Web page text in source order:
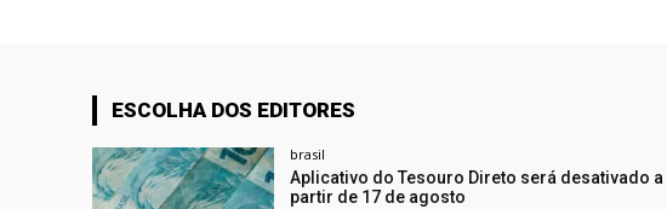
ESCOLHA DOS EDITORES
brasil
Aplicativo do Tesouro Direto será desativado a
partir de 17 de agosto